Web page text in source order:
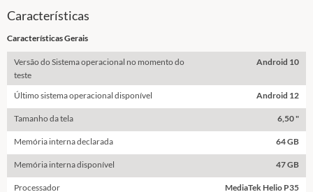
Características
Características Gerais
Versão do Sistema operacional no momento do
teste
Android 10
Último sistema operacional disponível Android 12
Tamanho da tela 6,50 "
Memória interna declarada 64 GB
Memória interna disponível 47 GB
Processador
MediaTek Helio P35